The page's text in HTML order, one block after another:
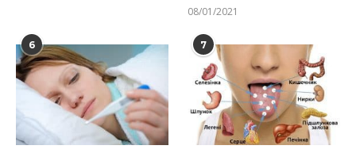
08/01/2021
6 7